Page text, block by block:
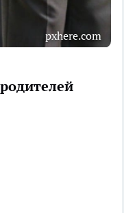
pxhere.com